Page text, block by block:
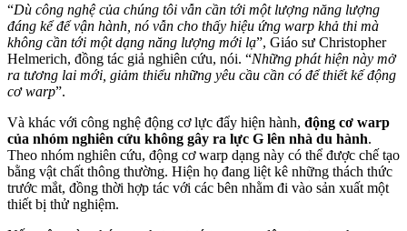
“Dù công nghệ của chúng tôi vẫn cần tới một lượng năng lượng
đáng kể để vận hành, nó vẫn cho thấy hiệu ứng warp khả thi mà
không cần tới một dạng năng lượng mới lạ”, Giáo sư Christopher
Helmerich, đồng tác giả nghiên cứu, nói. “Những phát hiện này mở
ra tương lai mới, giảm thiểu những yêu cầu cần có để thiết kế động
cơ warp”.
Và khác với công nghệ động cơ lực đẩy hiện hành, động cơ warp
của nhóm nghiên cứu không gây ra lực G lên nhà du hành.
Theo nhóm nghiên cứu, động cơ warp dạng này có thể được chế tạo
bằng vật chất thông thường. Hiện họ đang liệt kê những thách thức
trước mắt, đồng thời hợp tác với các bên nhằm đi vào sản xuất một
thiết bị thử nghiệm.